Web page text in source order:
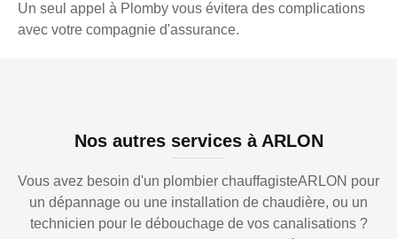
Un seul appel à Plomby vous évitera des complications
avec votre compagnie d'assurance.
Nos autres services à ARLON
Vous avez besoin d'un plombier chauffagisteARLON pour
un dépannage ou une installation de chaudière, ou un
technicien pour le débouchage de vos canalisations ?